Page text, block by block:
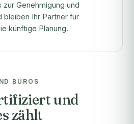
Genehmigung und
bleiben Ihr Partner für
künftige Planung.
BÜROS
und
zählt